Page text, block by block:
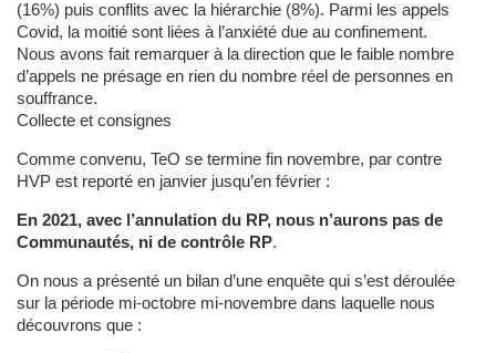
(16%) puis conflits avec la hiérarchie (8%). Parmi les appels
Covid, la moitié sont liées à l’anxiété due au confinement.
Nous avons fait remarquer à la direction que le faible nombre
d’appels ne présage en rien du nombre réel de personnes en
souffrance.
Collecte et consignes
Comme convenu, TeO se termine fin novembre, par contre
HVP est reporté en janvier jusqu’en février :
En 2021, avec l’annulation du RP, nous n’aurons pas de
Communautés, ni de contrôle RP.
On nous a présenté un bilan d’une enquête qui s’est déroulée
sur la période mi-octobre mi-novembre dans laquelle nous
découvrons que :